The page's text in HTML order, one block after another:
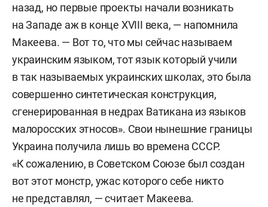
назад, но первые проекты начали возникать
на Западе аж в конце XVIII века, — напомнила
Макеева. — Вот то, что мы сейчас называем
украинским языком, тот язык который учили
в так называемых украинских школах, это была
совершенно синтетическая конструкция,
сгенерированная в недрах Ватикана из языков
малоросских этносов». Свои нынешние границы
Украина получила лишь во времена СССР.
«К сожалению, в Советском Союзе был создан
вот этот монстр, ужас которого себе никто
не представлял, — считает Макеева.